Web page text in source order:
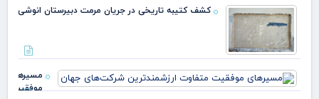
کشف کتیبه تاریخی در جریان مرمت دبیرستان انوشی
مسیرهای
موفقیت